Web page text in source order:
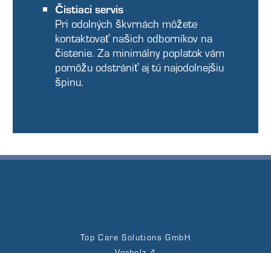
Čistiaci servis
Pri odolných škvrnách môžete
kontaktovať našich odborníkov na
čistenie. Za minimálny poplatok vám
pomôžu odstrániť aj tú najodolnejšiu
špinu.
Top Care Solutions GmbH